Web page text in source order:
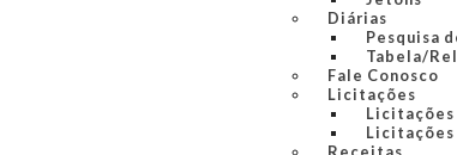
Diárias
Pesquisa
Tabela/
Fale Conosco
Licitações
Licitações
Licitações